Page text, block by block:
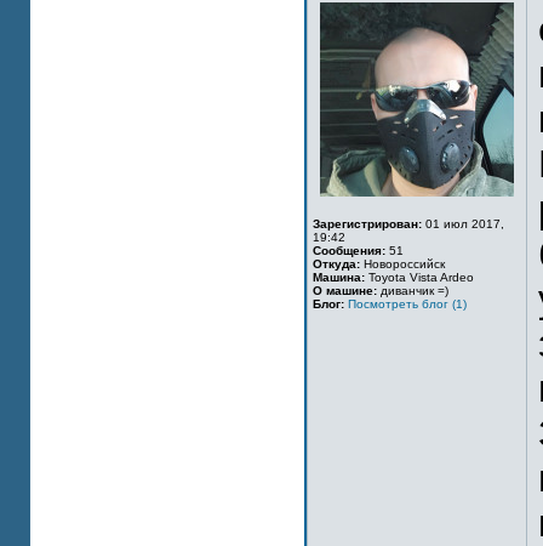
Зарегистрирован: 01 июл 2017,
19:42
Сообщения: 51
Откуда: Новороссийск
Машина: Toyota Vista Ardeo
О машине: диванчик =)
Блог: Посмотреть блог (1)